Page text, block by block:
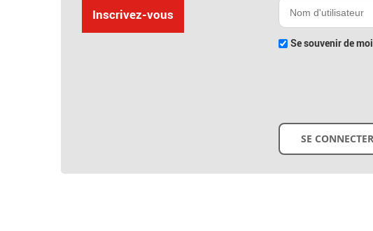
Inscrivez-vous
Se souvenir de moi